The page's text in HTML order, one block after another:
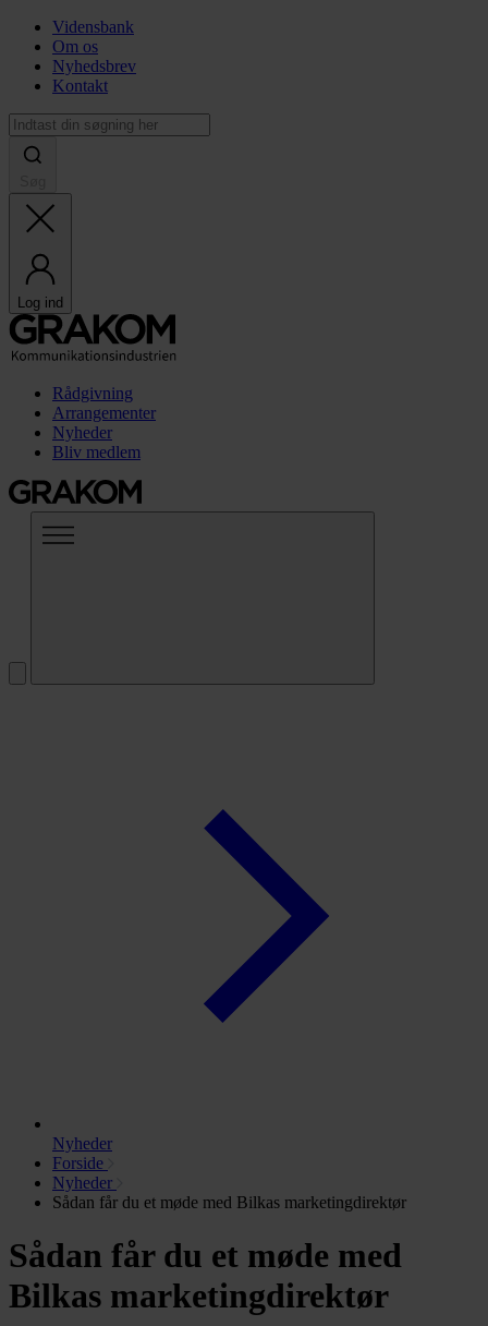
Vidensbank
Om os
Nyhedsbrev
Kontakt
Log ind
Rådgivning
Arrangementer
Nyheder
Bliv medlem
Nyheder
Forside
Nyheder
Sådan får du et møde med Bilkas marketingdirektør
Sådan får du et møde med
Bilkas marketingdirektør